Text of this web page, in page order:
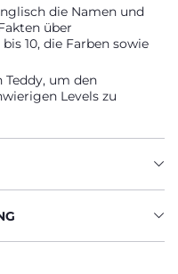
die Namen und
über
10, die Farben sowie
um den
Levels zu